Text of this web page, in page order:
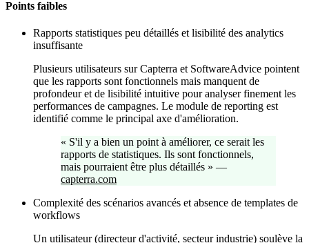
Points faibles
Rapports statistiques peu détaillés et lisibilité des analytics
insuffisante
Plusieurs utilisateurs sur Capterra et SoftwareAdvice pointent
que les rapports sont fonctionnels mais manquent de
profondeur et de lisibilité intuitive pour analyser finement les
performances de campagnes. Le module de reporting est
identifié comme le principal axe d'amélioration.
« S'il y a bien un point à améliorer, ce serait les
rapports de statistiques. Ils sont fonctionnels,
mais pourraient être plus détaillés » —
capterra.com
Complexité des scénarios avancés et absence de templates de
workflows
Un utilisateur (directeur d'activité, secteur industrie) soulève la